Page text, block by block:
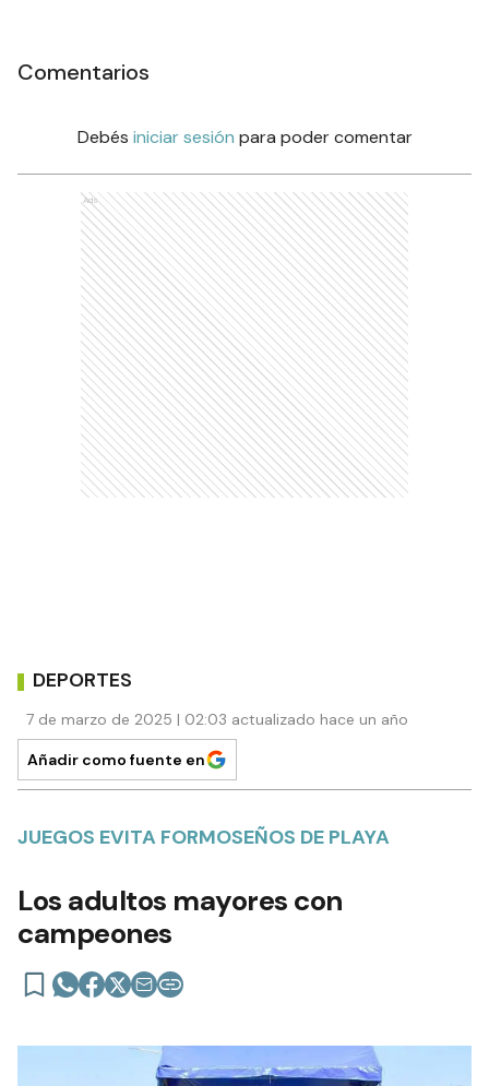
Comentarios
Debés iniciar sesión para poder comentar
Ads
DEPORTES
7 de marzo de 2025 | 02:03 actualizado hace un año
Añadir como fuente en
JUEGOS EVITA FORMOSEÑOS DE PLAYA
Los adultos mayores con
campeones